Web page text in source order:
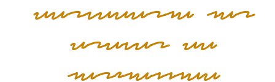
Cervecería las
Bravas de
MarioConoce